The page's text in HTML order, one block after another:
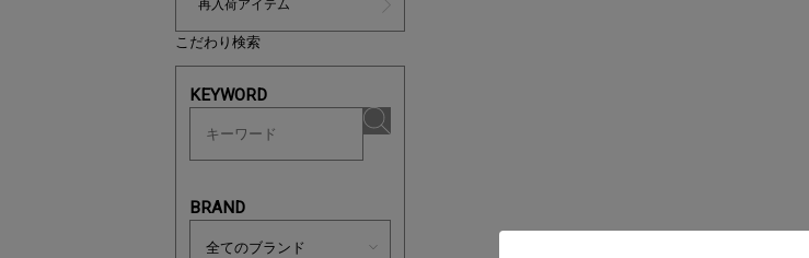
再入荷アイテム
こだわり検索
KEYWORD
BRAND